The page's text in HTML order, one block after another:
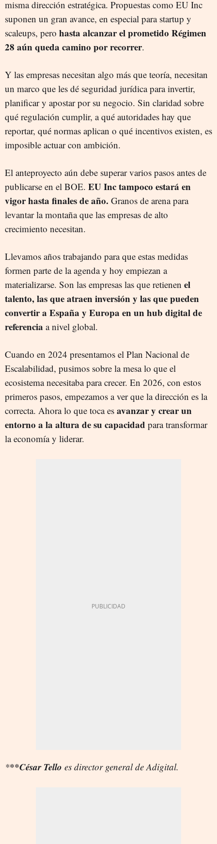
misma dirección estratégica. Propuestas como EU Inc
suponen un gran avance, en especial para startup y
scaleups, pero hasta alcanzar el prometido Régimen
28 aún queda camino por recorrer.
Y las empresas necesitan algo más que teoría, necesitan
un marco que les dé seguridad jurídica para invertir,
planificar y apostar por su negocio. Sin claridad sobre
qué regulación cumplir, a qué autoridades hay que
reportar, qué normas aplican o qué incentivos existen, es
imposible actuar con ambición.
El anteproyecto aún debe superar varios pasos antes de
publicarse en el BOE. EU Inc tampoco estará en
vigor hasta finales de año. Granos de arena para
levantar la montaña que las empresas de alto
crecimiento necesitan.
Llevamos años trabajando para que estas medidas
formen parte de la agenda y hoy empiezan a
materializarse. Son las empresas las que retienen el
talento, las que atraen inversión y las que pueden
convertir a España y Europa en un hub digital de
referencia a nivel global.
Cuando en 2024 presentamos el Plan Nacional de
Escalabilidad, pusimos sobre la mesa lo que el
ecosistema necesitaba para crecer. En 2026, con estos
primeros pasos, empezamos a ver que la dirección es la
correcta. Ahora lo que toca es avanzar y crear un
entorno a la altura de su capacidad para transformar
la economía y liderar.
***César Tello es director general de Adigital.